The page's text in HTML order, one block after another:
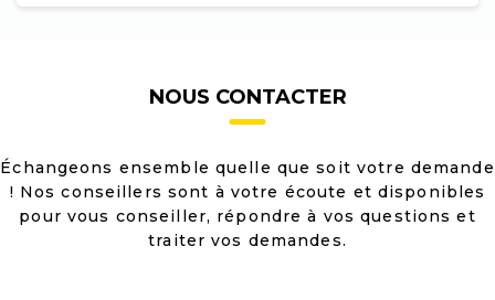
NOUS CONTACTER
Échangeons ensemble quelle que soit votre demande
! Nos conseillers sont à votre écoute et disponibles
pour vous conseiller, répondre à vos questions et
traiter vos demandes.